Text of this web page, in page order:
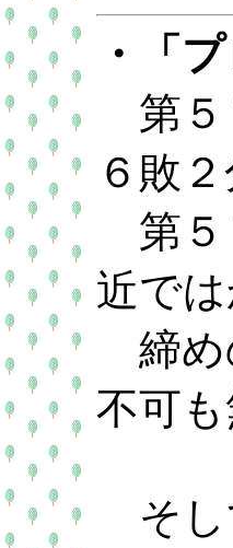
・「
第５
６敗
第５
近で
締め
不可も
そし